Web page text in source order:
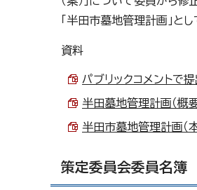
「半田市墓地管理計画」と
資料
パブリックコメントで
半田墓地管理計画（概
半田市墓地管理計画（
策定委員会委員名簿